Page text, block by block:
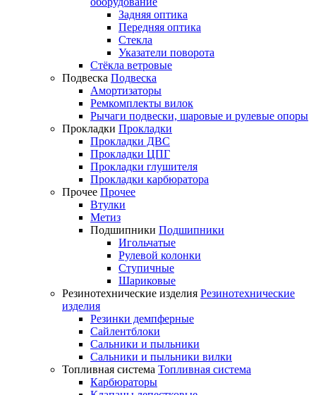
Задняя оптика
Передняя оптика
Стекла
Указатели поворота
Стёкла ветровые
Подвеска Подвеска
Амортизаторы
Ремкомплекты вилок
Рычаги подвески, шаровые и рулевые опоры
Прокладки Прокладки
Прокладки ДВС
Прокладки ЦПГ
Прокладки глушителя
Прокладки карбюратора
Прочее Прочее
Втулки
Метиз
Подшипники Подшипники
Игольчатые
Рулевой колонки
Ступичные
Шариковые
Резинотехнические изделия Резинотехнические
изделия
Резинки демпферные
Сайлентблоки
Сальники и пыльники
Сальники и пыльники вилки
Топливная система Топливная система
Карбюраторы